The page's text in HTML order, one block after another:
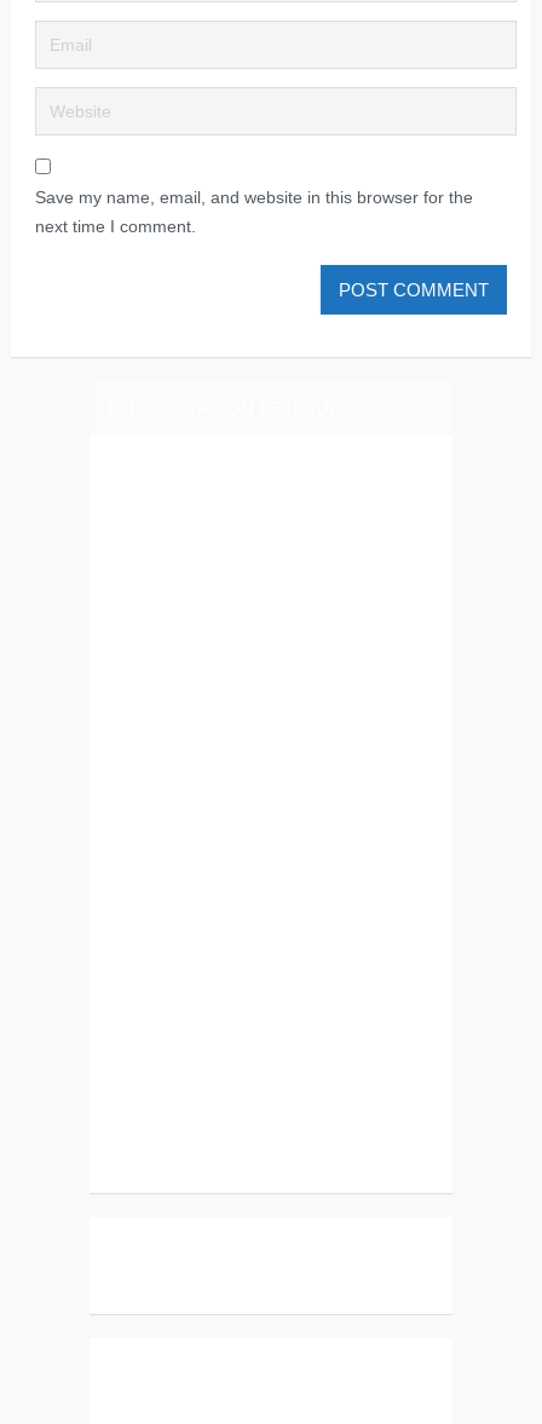
Save my name, email, and website in this browser for the
next time I comment.